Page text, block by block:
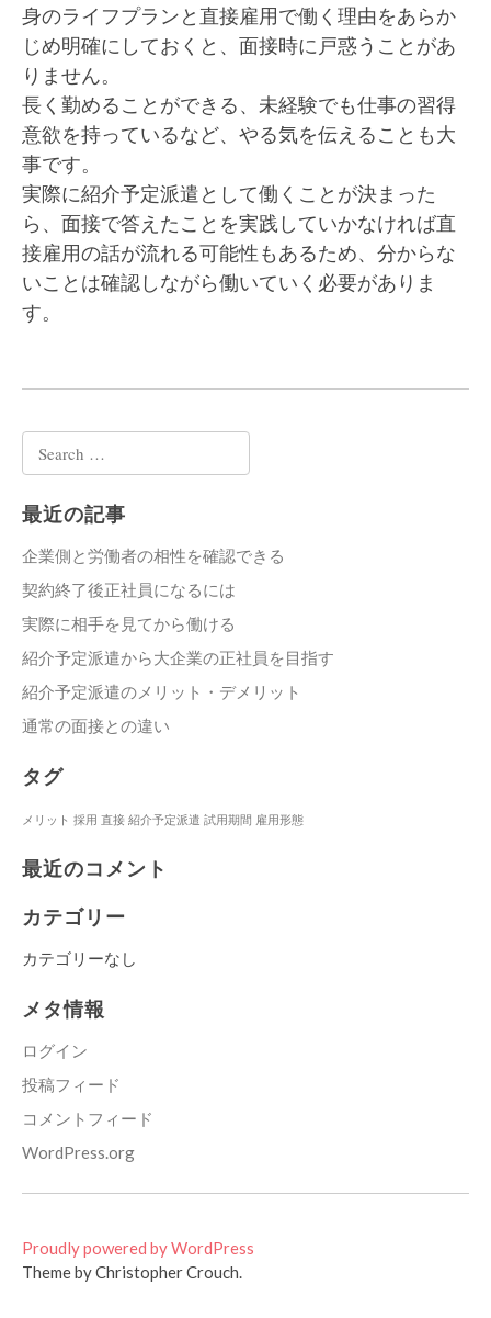
身のライフプランと直接雇用で働く理由をあらか
じめ明確にしておくと、面接時に戸惑うことがあ
りません。
長く勤めることができる、未経験でも仕事の習得
意欲を持っているなど、やる気を伝えることも大
事です。
実際に紹介予定派遣として働くことが決まった
ら、面接で答えたことを実践していかなければ直
接雇用の話が流れる可能性もあるため、分からな
いことは確認しながら働いていく必要がありま
す。
for:
最近の記事
企業側と労働者の相性を確認できる
契約終了後正社員になるには
実際に相手を見てから働ける
紹介予定派遣から大企業の正社員を目指す
紹介予定派遣のメリット・デメリット
通常の面接との違い
タグ
メリット 採用 直接 紹介予定派遣 試用期間 雇用形態
最近のコメント
カテゴリー
カテゴリーなし
メタ情報
ログイン
投稿フィード
コメントフィード
WordPress.org
Proudly powered by WordPress
Theme by Christopher Crouch.